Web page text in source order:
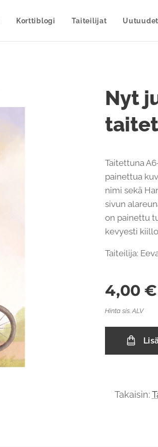
Korttiblogi Taiteilijat Uutuudet
Nyt
Taitettuna
painettua
nimi sekä
sivun
on painettu
kevyesti
Taiteilija:
4,00 €
Hinta sis. ALV
Takaisin: